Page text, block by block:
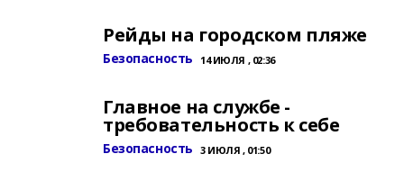
Рейды на городском пляже
Безопасность 14 ИЮЛЯ , 02:36
Главное на службе -
требовательность к себе
Безопасность 3 ИЮЛЯ , 01:50